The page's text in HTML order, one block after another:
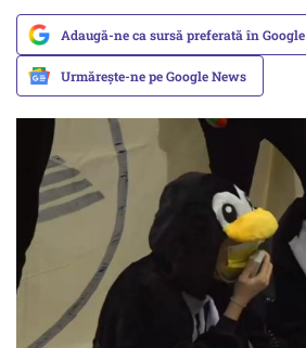
Adaugă-ne ca sursă preferată în Google
Urmărește-ne pe Google News